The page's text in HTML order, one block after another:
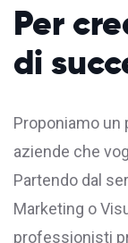
Per
di
Proponiamo un
aziende che
Partendo dal
Marketing o
professionisti